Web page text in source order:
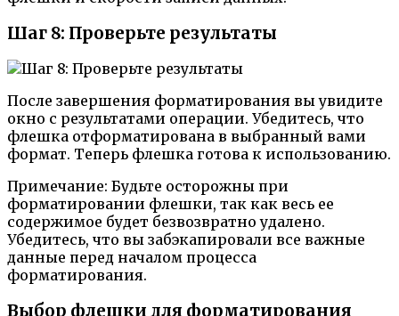
Шаг 8: Проверьте результаты
После завершения форматирования вы увидите
окно с результатами операции. Убедитесь, что
флешка отформатирована в выбранный вами
формат. Теперь флешка готова к использованию.
Примечание: Будьте осторожны при
форматировании флешки, так как весь ее
содержимое будет безвозвратно удалено.
Убедитесь, что вы забэкапировали все важные
данные перед началом процесса
форматирования.
Выбор флешки для форматирования